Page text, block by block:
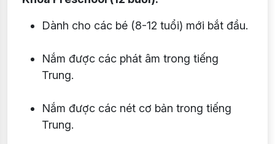
Dành cho các bé (8-12 tuổi) mới bắt đầu.
Nắm được các phát âm trong tiếng
Trung.
Nắm được các nét cơ bản trong tiếng
Trung.